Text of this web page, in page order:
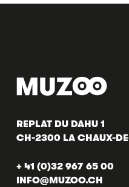
REPLAT DU DAHU 1
CH-2300 LA CHAUX-
+ 41 (0)32 967 65 00
INFO@MUZOO.CH